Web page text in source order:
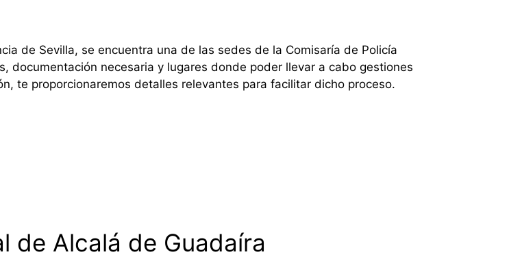
de Sevilla, se encuentra una de las sedes de la Comisaría de Policía
documentación necesaria y lugares donde poder llevar a cabo gestiones
te proporcionaremos detalles relevantes para facilitar dicho proceso.
de Alcalá de Guadaíra